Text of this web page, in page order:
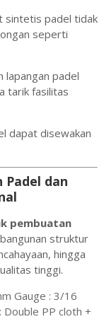
sintetis padel tidak
seperti
lapangan padel
tarik fasilitas
dapat disewakan
Padel dan
pembuatan
struktur
hingga
tinggi.
Gauge : 3/16
PP cloth +